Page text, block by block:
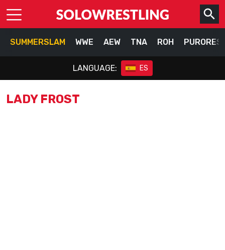
SUMMERSLAM WWE AEW TNA ROH
LANGUAGE: ES
LADY FROST